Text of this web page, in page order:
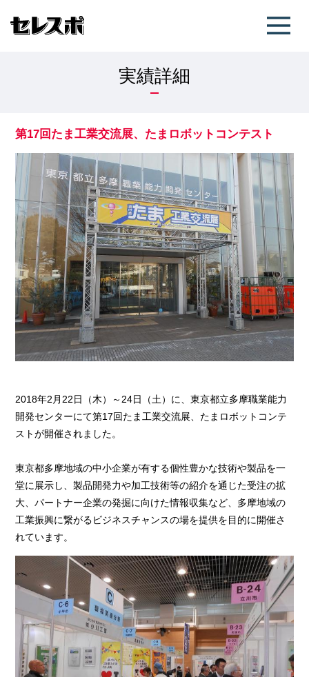
実績詳細
第17回たま工業交流展、たまロボットコンテスト
2018年2月22日（木）～24日（土）に、東京都立多摩職業能力
開発センターにて第17回たま工業交流展、たまロボットコンテ
ストが開催されました。
東京都多摩地域の中小企業が有する個性豊かな技術や製品を一
堂に展示し、製品開発力や加工技術等の紹介を通じた受注の拡
大、パートナー企業の発掘に向けた情報収集など、多摩地域の
工業振興に繋がるビジネスチャンスの場を提供を目的に開催さ
れています。